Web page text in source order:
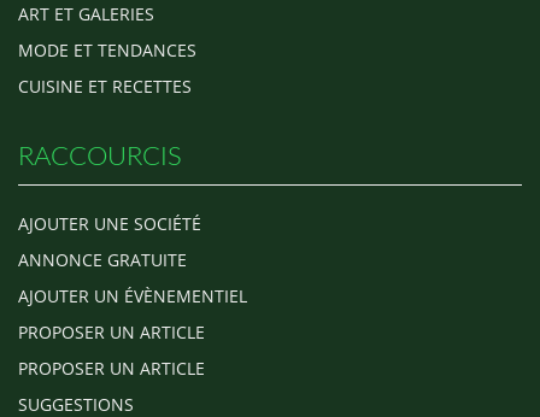
ART ET GALERIES
MODE ET TENDANCES
CUISINE ET RECETTES
RACCOURCIS
AJOUTER UNE SOCIÉTÉ
ANNONCE GRATUITE
AJOUTER UN ÉVÈNEMENTIEL
PROPOSER UN ARTICLE
PROPOSER UN ARTICLE
SUGGESTIONS